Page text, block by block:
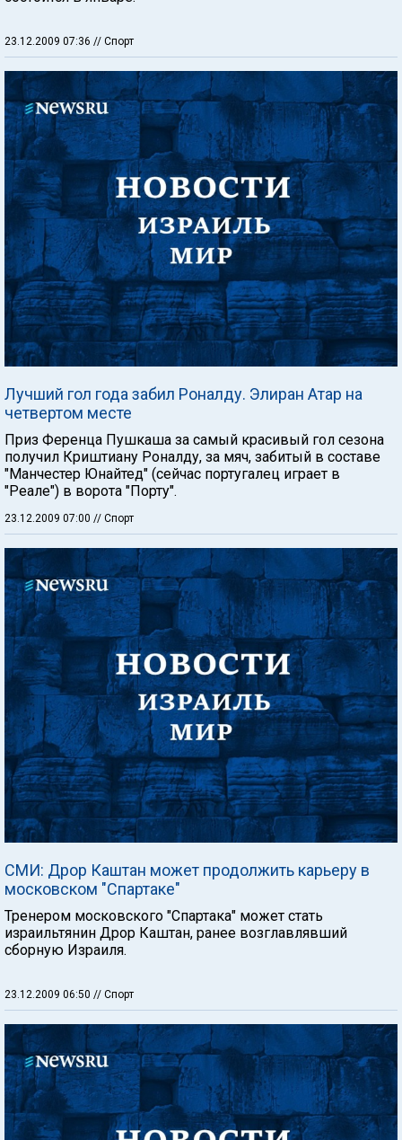
23.12.2009 07:36 // Спорт
Лучший гол года забил Роналду. Элиран Атар на
четвертом месте
Приз Ференца Пушкаша за самый красивый гол сезона
получил Криштиану Роналду, за мяч, забитый в составе
"Манчестер Юнайтед" (сейчас португалец играет в
"Реале") в ворота "Порту".
23.12.2009 07:00 // Спорт
СМИ: Дрор Каштан может продолжить карьеру в
московском "Спартаке"
Тренером московского "Спартака" может стать
израильтянин Дрор Каштан, ранее возглавлявший
сборную Израиля.
23.12.2009 06:50 // Спорт